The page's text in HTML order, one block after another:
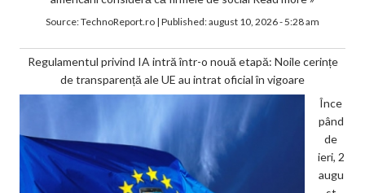
Source:TechnoReport.ro | Published:august 10, 2026 - 5:28 am
Regulamentul privind IA intră într-o nouă etapă: Noile cerințe
de transparență ale UE au intrat oficial în vigoare
Înce
pând
de
ieri, 2
augu